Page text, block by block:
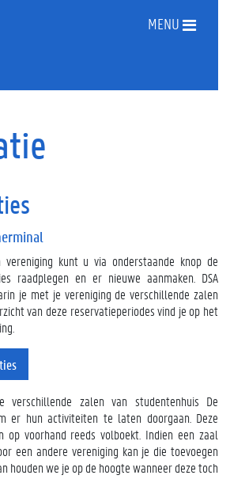
MENU
kunt u via onderstaande knop de
raadplegen en er nieuwe aanmaken. DSA
je met je vereniging de verschillende zalen
van deze reservatieperiodes vind je op het
verschillende zalen van studentenhuis De
er hun activiteiten te laten doorgaan. Deze
op voorhand reeds volboekt. Indien een zaal
een andere vereniging kan je die toevoegen
houden we je op de hoogte wanneer deze toch